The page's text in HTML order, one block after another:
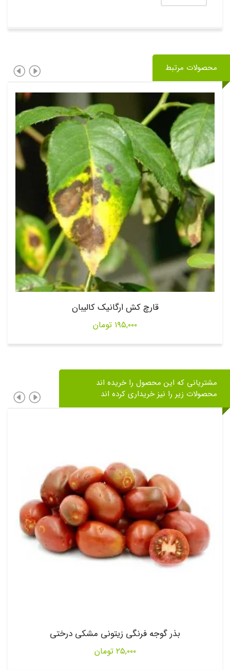
محصولات مرتبط
قارچ کش ارگانیک کالیبان
۱۹۵,۰۰۰ تومان
مشتریانی که این محصول را خریده اند
محصولات زیر را نیز خریداری کرده اند
بذر گوجه فرنگی زیتونی مشکی درختی
۲۵,۰۰۰ تومان